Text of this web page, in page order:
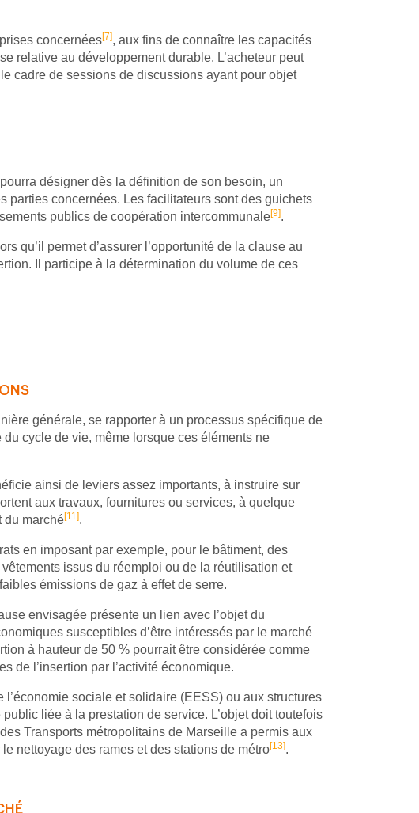
concernées[7], aux fins de connaître les capacités
relative au développement durable. L’acheteur peut
cadre de sessions de discussions ayant pour objet
désigner dès la définition de son besoin, un
parties concernées. Les facilitateurs sont des guichets
publics de coopération intercommunale[9].
qu’il permet d’assurer l’opportunité de la clause au
Il participe à la détermination du volume de ces
générale, se rapporter à un processus spécifique de
cycle de vie, même lorsque ces éléments ne
ainsi de leviers assez importants, à instruire sur
aux travaux, fournitures ou services, à quelque
du marché[11].
en imposant par exemple, pour le bâtiment, des
issus du réemploi ou de la réutilisation et
émissions de gaz à effet de serre.
envisagée présente un lien avec l’objet du
susceptibles d’être intéressés par le marché
à hauteur de 50 % pourrait être considérée comme
de l’insertion par l’activité économique.
sociale et solidaire (EESS) ou aux structures
public liée à la prestation de service. L’objet doit toutefois
Transports métropolitains de Marseille a permis aux
nettoyage des rames et des stations de métro[13].